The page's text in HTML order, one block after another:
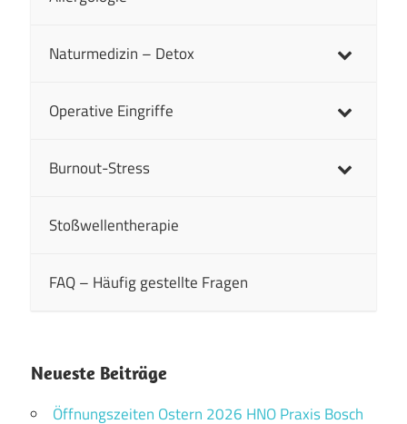
Naturmedizin – Detox
Operative Eingriffe
Burnout-Stress
Stoßwellentherapie
FAQ – Häufig gestellte Fragen
Neueste Beiträge
Öffnungszeiten Ostern 2026 HNO Praxis Bosch